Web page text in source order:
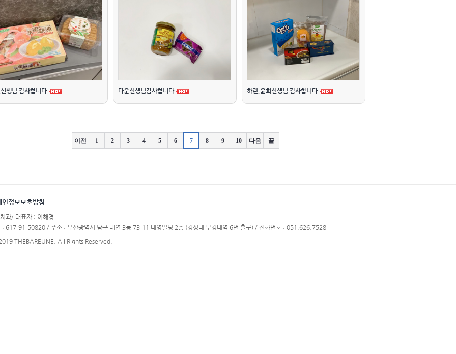
생님 감사합니다 다운선생님감사합니다 하린,윤희선생님 감사합니다
이전 1 2 3 4 5 6 7 8 9 10 다음 끝
인정보보호방침
과/ 대표자 : 이해경
: 617-91-50820 / 주소 : 부산광역시 남구 대연 3동 73-11 대영빌딩 2층 (경성대·부경대역 6번 출구) / 전화번호 : 051.626.7528
THEBAREUNE. All Rights Reserved.